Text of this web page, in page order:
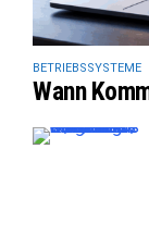
BETRIEBSSYSTEME
Wann